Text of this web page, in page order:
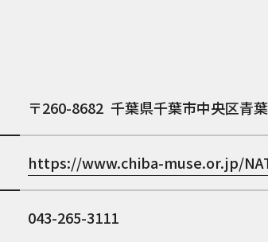
260-8682 千葉県千葉市中央区青
https://www.chiba-muse.or.jp/
043-265-3111